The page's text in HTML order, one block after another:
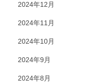
2024年12月
2024年11月
2024年10月
2024年9月
2024年8月